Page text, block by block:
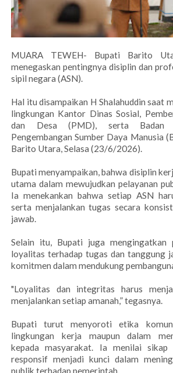
MUARA TEWEH- Bupati Barito
menegaskan pentingnya disiplin dan
sipil negara (ASN).
Hal itu disampaikan H Shalahuddin saat
lingkungan Kantor Dinas Sosial,
dan Desa (PMD), serta Badan
Pengembangan Sumber Daya Manusia
Barito Utara, Selasa (23/6/2026).
Bupati menyampaikan, bahwa disiplin
utama dalam mewujudkan pelayanan
Ia menekankan bahwa setiap ASN
serta menjalankan tugas secara
jawab.
Selain itu, Bupati juga mengingatkan
loyalitas terhadap tugas dan tanggung
komitmen dalam mendukung
"Loyalitas dan integritas harus
menjalankan setiap amanah,” tegasnya.
Bupati turut menyoroti etika
lingkungan kerja maupun dalam
kepada masyarakat. Ia menilai sikap
responsif menjadi kunci dalam
publik terhadap pemerintah.